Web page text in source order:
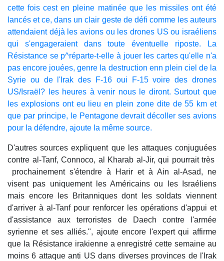
cette fois cest en pleine matinée que les missiles ont été
lancés et ce, dans un clair geste de défi comme les auteurs
attendaient déjà les avions ou les drones US ou israéliens
qui s'engageraient dans toute éventuelle riposte. La
Résistance se p^réparte-t-elle à jouer les cartes qu'elle n'a
pas encore jouées, genre la destruction enn plein ciel de la
Syrie ou de l'Irak des F-16 oui F-15 voire des drones
US/Israël? les heures à venir nous le diront. Surtout que
les explosions ont eu lieu en plein zone dite de 55 km et
que par principe, le Pentagone devrait décoller ses avions
pour la défendre, ajoute la même source.
D'autres sources expliquent que les attaques conjuguées
contre al-Tanf, Connoco, al Kharab al-Jir, qui pourrait très
prochainement s'étendre à Harir et à Ain al-Asad, ne
visent pas uniquement les Américains ou les Israéliens
mais encore les Britanniques dont les soldats viennent
d'arriver à al-Tanf pour renforcer les opérations d'appui et
d'assistance aux terroristes de Daech contre l'armée
syrienne et ses alliés.", ajoute encore l'expert qui affirme
que la Résistance irakienne a enregistré cette semaine au
moins 6 attaque anti US dans diverses provinces de l'Irak